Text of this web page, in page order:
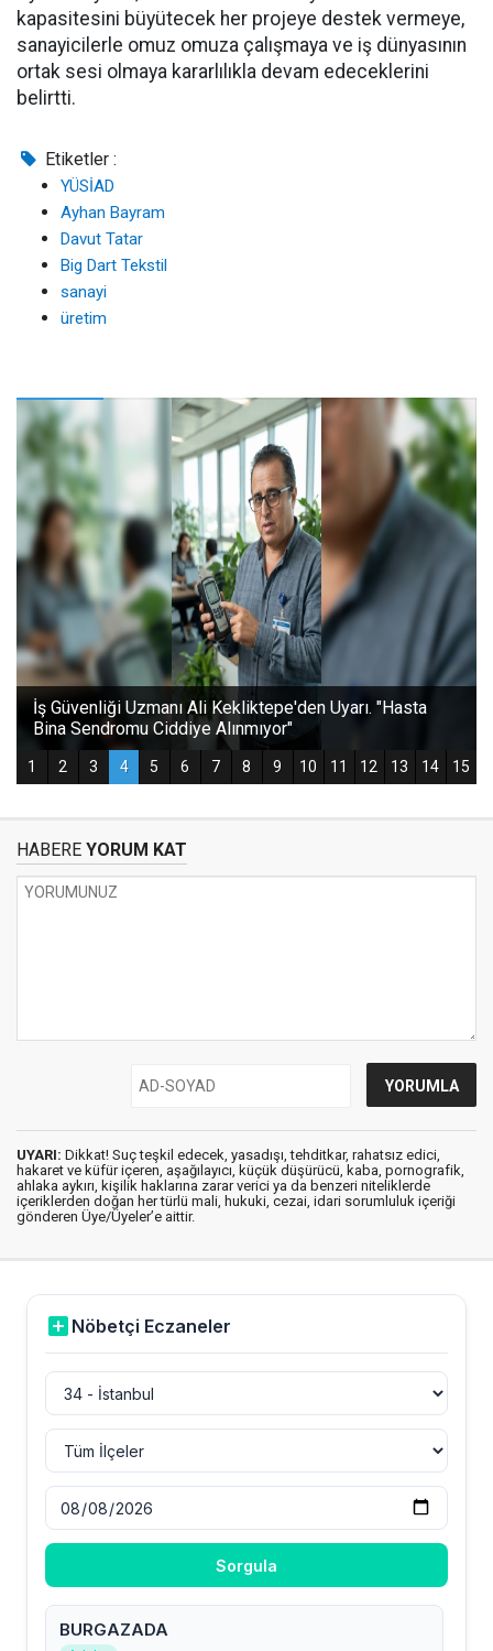
kapasitesini büyütecek her projeye destek vermeye,
sanayicilerle omuz omuza çalışmaya ve iş dünyasının
ortak sesi olmaya kararlılıkla devam edeceklerini
belirtti.
Etiketler :
YÜSİAD
Ayhan Bayram
Davut Tatar
Big Dart Tekstil
sanayi
üretim
HABERE YORUM KAT
UYARI: Dikkat! Suç teşkil edecek, yasadışı, tehditkar, rahatsız edici,
hakaret ve küfür içeren, aşağılayıcı, küçük düşürücü, kaba, pornografik,
ahlaka aykırı, kişilik haklarına zarar verici ya da benzeri niteliklerde
içeriklerden doğan her türlü mali, hukuki, cezai, idari sorumluluk içeriği
gönderen Üye/Üyeler’e aittir.